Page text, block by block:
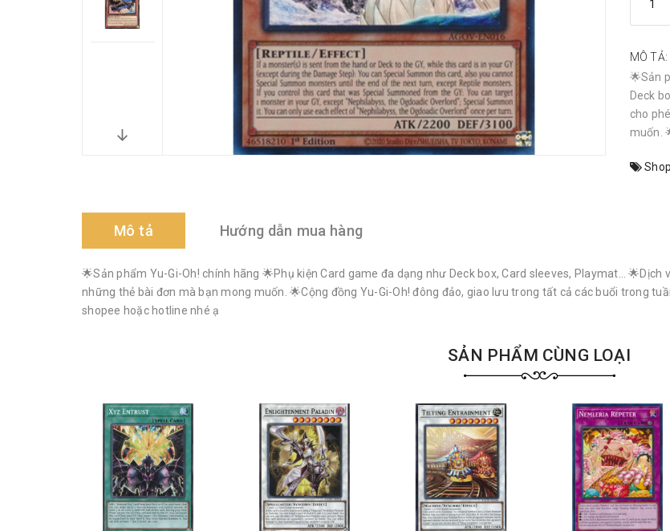
MÔ TẢ:
🌟Sản
Deck
cho
muốn.
Mô tả Hướng dẫn mua hàng
🌟Sản phẩm Yu-Gi-Oh! chính hãng 🌟Phụ kiện Card game đa dạng như Deck box, Card sleeves, Playmat…
những thẻ bài đơn mà bạn mong muốn. 🌟Cộng đồng Yu-Gi-Oh! đông đảo, giao lưu trong tất cả các buổi trong
shopee hoặc hotline nhé ạ
SẢN PHẨM CÙNG LOẠI